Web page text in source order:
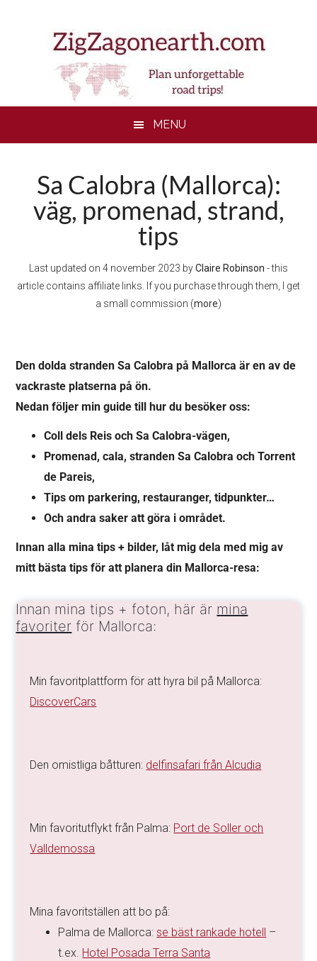
MENU
Sa Calobra (Mallorca):
väg, promenad, strand,
tips
Last updated on 4 november 2023 byClaire Robinson - this
article contains affiliate links. If you purchase through them, I get
a small commission (more)
Den dolda stranden Sa Calobra på Mallorca är en av de
vackraste platserna på ön.
Nedan följer min guide till hur du besöker oss:
Coll dels Reis och Sa Calobra-vägen,
Promenad, cala, stranden Sa Calobra och Torrent
de Pareis,
Tips om parkering, restauranger, tidpunkter…
Och andra saker att göra i området.
Innan alla mina tips + bilder, låt mig dela med mig av
mitt bästa tips för att planera din Mallorca-resa:
Innan mina tips + foton, här är mina
favoriter för Mallorca:
Min favoritplattform för att hyra bil på Mallorca:
DiscoverCars
Den omistliga båtturen: delfinsafari från Alcudia
Min favoritutflykt från Palma: Port de Soller och
Valldemossa
Mina favoritställen att bo på:
Palma de Mallorca:se bäst rankade hotell
–
t.ex. Hotel Posada Terra Santa